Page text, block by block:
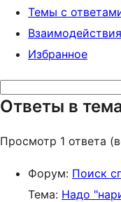
Темы с
Взаимодействия
Избранное
ответов:
Ответы в
Просмотр 1 ответа
Форум: Поиск
Тема: Надо